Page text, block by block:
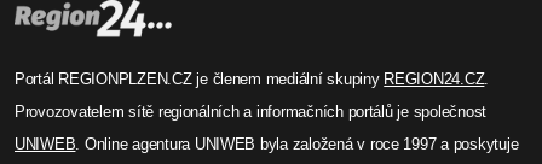
Portál REGIONPLZEN.CZ je členem mediální skupiny REGION24.CZ.
Provozovatelem sítě regionálních a informačních portálů je společnost
UNIWEB. Online agentura UNIWEB byla založená v roce 1997 a poskytuje